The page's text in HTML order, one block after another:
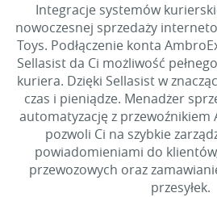
Integracje systemów
nowoczesnej sprzedaży
Toys. Podłączenie konta
Sellasist da Ci możliwość
kuriera. Dzięki Sellasist w
czas i pieniądze. Menadżer
automatyzację z przewoźnikiem
pozwoli Ci na szybkie
powiadomieniami do
przewozowych oraz
przesyłek.